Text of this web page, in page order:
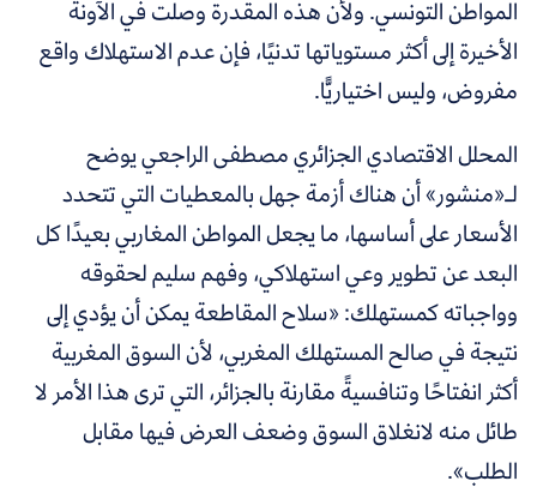
المواطن التونسي. ولأن هذه المقدرة وصلت في الآونة
الأخيرة إلى أكثر مستوياتها تدنيًا، فإن عدم الاستهلاك واقع
مفروض، وليس اختياريًّا.
المحلل الاقتصادي الجزائري مصطفى الراجعي يوضح
لـ«منشور» أن هناك أزمة جهل بالمعطيات التي تتحدد
الأسعار على أساسها، ما يجعل المواطن المغاربي بعيدًا كل
البعد عن تطوير وعي استهلاكي، وفهم سليم لحقوقه
وواجباته كمستهلك: «سلاح المقاطعة يمكن أن يؤدي إلى
نتيجة في صالح المستهلك المغربي، لأن السوق المغربية
أكثر انفتاحًا وتنافسيةً مقارنة بالجزائر، التي ترى هذا الأمر لا
طائل منه لانغلاق السوق وضعف العرض فيها مقابل
الطلب».